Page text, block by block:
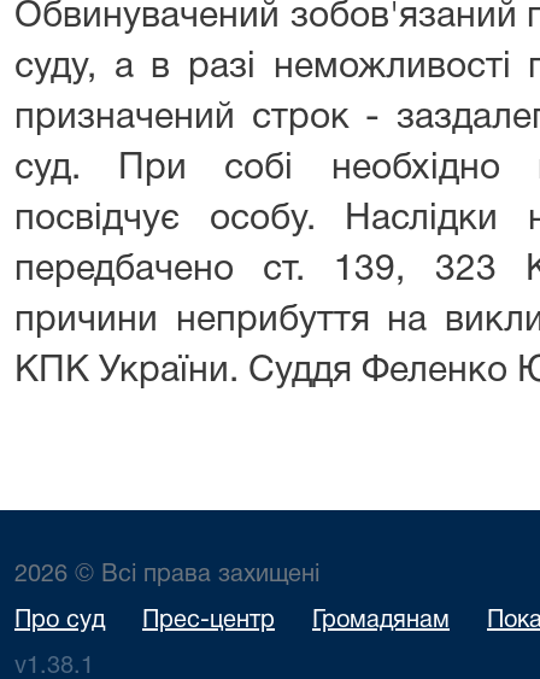
Обвинувачений зобов'язаний
суду, а в разі
призначений строк -
суд. При собі необхідно
посвідчує особу. Наслідки
передбачено ст. 139, 323
причини неприбуття на
КПК України. Суддя Феленко
2026 © Всі права захищені
Про суд Прес-центр Громадянам
v1.38.1